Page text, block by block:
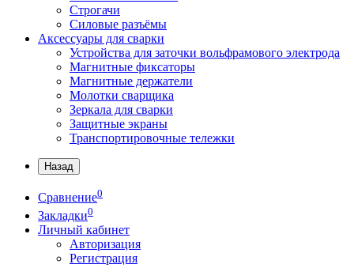
Строгачи
Силовые разъёмы
Аксессуары для сварки
Устройства для заточки вольфрамового электрода
Магнитные фиксаторы
Магнитные держатели
Молотки сварщика
Зеркала для сварки
Защитные экраны
Транспортировочные тележки
Назад
Сравнение0
Закладки0
Личный кабинет
Авторизация
Регистрация